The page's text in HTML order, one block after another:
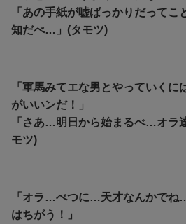
「あの手紙が嘘ばっかりだって
知だべ…」(タモツ)
「軍馬みてエな男とやっていく
がいいンだ！」
「さあ…明日から始まるべ…オラ
モツ)
「オラ…べつに…天才なんかで
はちがう！」